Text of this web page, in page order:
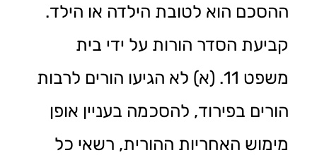
ההסכם הוא לטובת הילדה או הילד.
קביעת הסדר הורות על ידי בית
משפט 11. (א) לא הגיעו הורים לרבות
הורים בפירוד, להסכמה בעניין אופן
מימוש האחריות ההורית, רשאי כל